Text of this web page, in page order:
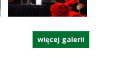
więcej galerii